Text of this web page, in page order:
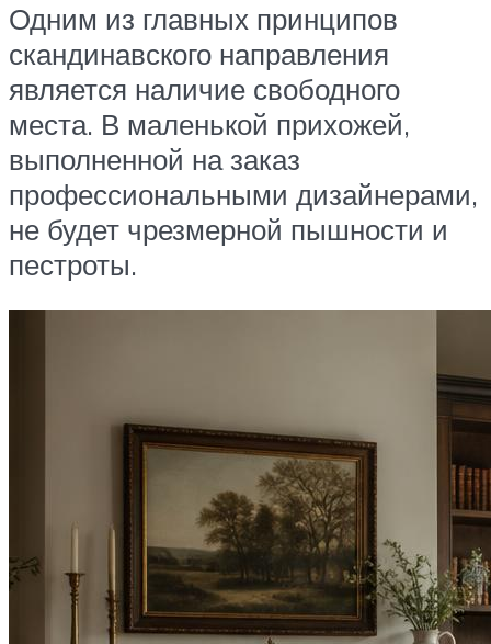
Одним из главных принципов
скандинавского направления
является наличие свободного
места. В маленькой прихожей,
выполненной на заказ
профессиональными дизайнерами,
не будет чрезмерной пышности и
пестроты.